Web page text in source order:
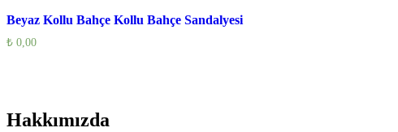
Beyaz Kollu Bahçe Kollu Bahçe Sandalyesi
₺ 0,00
Hakkımızda